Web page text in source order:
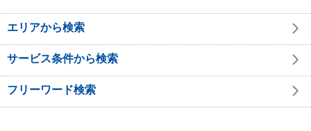
エリアから検索
サービス条件から検索
フリーワード検索